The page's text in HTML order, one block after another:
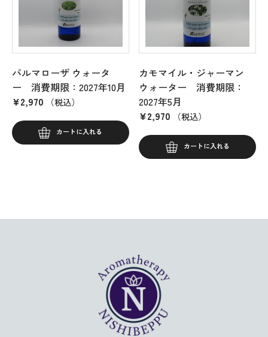
パルマローザ ウォータ
ー 消費期限：2027年10月
¥2,970 （税込）
カートに入れる
カモマイル・ジャーマン
ウォーター 消費期限：
2027年5月
¥2,970 （税込）
カートに入れる